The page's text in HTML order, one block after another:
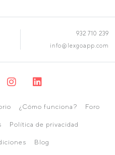
932 710 239
info@lexgoapp.com
¿Cómo funciona? Foro
Política de privacidad
Blog